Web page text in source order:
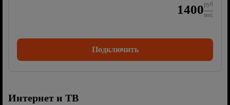
1400руб
мес
Подключить
Интернет и ТВ